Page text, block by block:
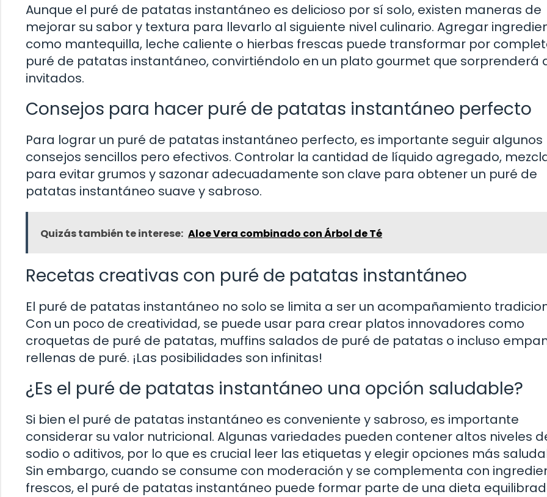
Aunque el puré de patatas instantáneo es delicioso por sí solo, existen maneras de
mejorar su sabor y textura para llevarlo al siguiente nivel culinario. Agregar
como mantequilla, leche caliente o hierbas frescas puede transformar por
puré de patatas instantáneo, convirtiéndolo en un plato gourmet que sorprenderá
invitados.
Consejos para hacer puré de patatas instantáneo perfecto
Para lograr un puré de patatas instantáneo perfecto, es importante seguir algunos
consejos sencillos pero efectivos. Controlar la cantidad de líquido agregado,
para evitar grumos y sazonar adecuadamente son clave para obtener un puré de
patatas instantáneo suave y sabroso.
Quizás también te interese: Aloe Vera combinado con Árbol de Té
Recetas creativas con puré de patatas instantáneo
El puré de patatas instantáneo no solo se limita a ser un acompañamiento
Con un poco de creatividad, se puede usar para crear platos innovadores como
croquetas de puré de patatas, muffins salados de puré de patatas o incluso
rellenas de puré. ¡Las posibilidades son infinitas!
¿Es el puré de patatas instantáneo una opción saludable?
Si bien el puré de patatas instantáneo es conveniente y sabroso, es importante
considerar su valor nutricional. Algunas variedades pueden contener altos niveles
sodio o aditivos, por lo que es crucial leer las etiquetas y elegir opciones más
Sin embargo, cuando se consume con moderación y se complementa con
frescos, el puré de patatas instantáneo puede formar parte de una dieta